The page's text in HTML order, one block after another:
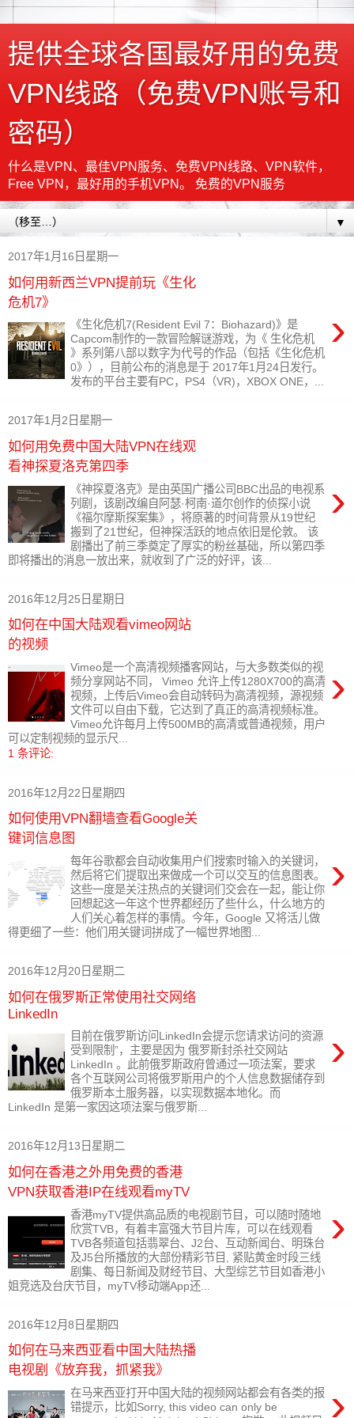
提供全球各国最好用的免费
VPN线路（免费VPN账号和
密码）
什么是VPN、最佳VPN服务、免费VPN线路、VPN软件，
Free VPN，最好用的手机VPN。 免费的VPN服务
▼
2017年1月16日星期一
如何用新西兰VPN提前玩《生化
危机7》
›
《生化危机7(Resident Evil 7：Biohazard)》是
Capcom制作的一款冒险解谜游戏，为《 生化危机
》系列第八部以数字为代号的作品（包括《生化危机
0》），目前公布的消息是于 2017年1月24日发行。
发布的平台主要有PC，PS4（VR)，XBOX ONE，...
2017年1月2日星期一
如何用免费中国大陆VPN在线观
看神探夏洛克第四季
›
《神探夏洛克》是由英国广播公司BBC出品的电视系
列剧，该剧改编自阿瑟·柯南·道尔创作的侦探小说
《福尔摩斯探案集》，将原著的时间背景从19世纪
搬到了21世纪，但神探活跃的地点依旧是伦敦。 该
剧播出了前三季奠定了厚实的粉丝基础，所以第四季
即将播出的消息一放出来，就收到了广泛的好评，该...
2016年12月25日星期日
如何在中国大陆观看vimeo网站
的视频
›
Vimeo是一个高清视频播客网站，与大多数类似的视
频分享网站不同， Vimeo 允许上传1280X700的高清
视频，上传后Vimeo会自动转码为高清视频，源视频
文件可以自由下载，它达到了真正的高清视频标准。
Vimeo允许每月上传500MB的高清或普通视频，用户
可以定制视频的显示尺...
1 条评论:
2016年12月22日星期四
如何使用VPN翻墙查看Google关
键词信息图
›
每年谷歌都会自动收集用户们搜索时输入的关键词，
然后将它们提取出来做成一个可以交互的信息图表。
这些一度是关注热点的关键词们交会在一起，能让你
回想起这一年这个世界都经历了些什么，什么地方的
人们关心着怎样的事情。今年，Google 又将活儿做
得更细了一些：他们用关键词拼成了一幅世界地图...
2016年12月20日星期二
如何在俄罗斯正常使用社交网络
LinkedIn
›
目前在俄罗斯访问LinkedIn会提示您请求访问的资源
受到限制”，主要是因为 俄罗斯封杀社交网站
LinkedIn 。此前俄罗斯政府曾通过一项法案，要求
各个互联网公司将俄罗斯用户的个人信息数据储存到
俄罗斯本土服务器，以实现数据本地化。而
LinkedIn 是第一家因这项法案与俄罗斯...
2016年12月13日星期二
如何在香港之外用免费的香港
VPN获取香港IP在线观看myTV
›
香港myTV提供高品质的电视剧节目，可以随时随地
欣赏TVB，有着丰富强大节目片库，可以在线观看
TVB各频道包括翡翠台、J2台、互动新闻台、明珠台
及J5台所播放的大部份精彩节目, 紧贴黄金时段三线
剧集、每日新闻及财经节目、大型综艺节目如香港小
姐竞选及台庆节目，myTV移动端App还...
2016年12月8日星期四
如何在马来西亚看中国大陆热播
电视剧《放弃我，抓紧我》
›
在马来西亚打开中国大陆的视频网站都会有各类的报
错提示，比如Sorry, this video can only be